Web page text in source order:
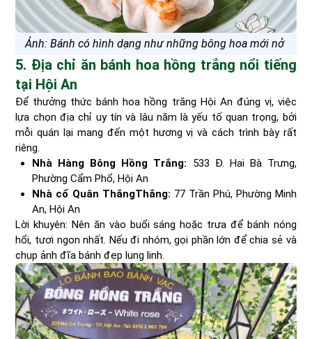
Ảnh: Bánh có hình dạng như những bông hoa mới nở
5. Địa chỉ ăn bánh hoa hồng trắng nổi tiếng
tại Hội An
Để thưởng thức bánh hoa hồng trắng Hội An đúng vị, việc
lựa chọn địa chỉ uy tín và lâu năm là yếu tố quan trọng, bởi
mỗi quán lại mang đến một hương vị và cách trình bày rất
riêng.
Nhà Hàng Bông Hồng Trắng: 533 Đ. Hai Bà Trưng,
Phường Cẩm Phổ, Hội An
Nhà cổ Quân ThắngThắng: 77 Trần Phú, Phường Minh
An, Hội An
Lời khuyên: Nên ăn vào buổi sáng hoặc trưa để bánh nóng
hổi, tươi ngon nhất. Nếu đi nhóm, gọi phần lớn để chia sẻ và
chụp ảnh đĩa bánh đẹp lung linh.